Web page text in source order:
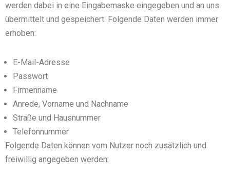
werden dabei in eine Eingabemaske eingegeben und an uns
übermittelt und gespeichert. Folgende Daten werden immer
erhoben:
E-Mail-Adresse
Passwort
Firmenname
Anrede, Vorname und Nachname
Straße und Hausnummer
Telefonnummer
Folgende Daten können vom Nutzer noch zusätzlich und
freiwillig angegeben werden: